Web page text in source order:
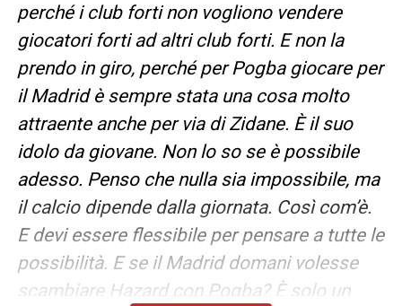
perché i club forti non vogliono vendere
giocatori forti ad altri club forti. E non la
prendo in giro, perché per Pogba giocare per
il Madrid è sempre stata una cosa molto
attraente anche per via di Zidane. È il suo
idolo da giovane. Non lo so se è possibile
adesso. Penso che nulla sia impossibile, ma
il calcio dipende dalla giornata. Così com’è.
E devi essere flessibile per pensare a tutte le
possibilità. E se il Madrid domani volesse
scambiare Hazard con Pogba? È solo un